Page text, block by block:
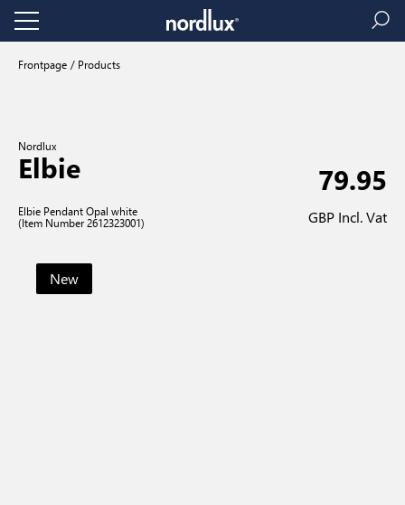
Frontpage Products
Nordlux
Elbie
Elbie Pendant Opal white
(Item Number 2612323001)
79.95
GBP Incl. Vat
New